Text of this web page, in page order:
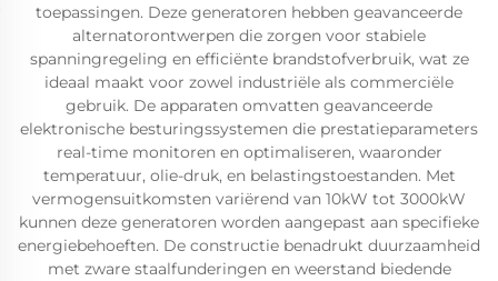
toepassingen. Deze generatoren hebben geavanceerde
alternatorontwerpen die zorgen voor stabiele
spanningregeling en efficiënte brandstofverbruik, wat ze
ideaal maakt voor zowel industriële als commerciële
gebruik. De apparaten omvatten geavanceerde
elektronische besturingssystemen die prestatieparameters
real-time monitoren en optimaliseren, waaronder
temperatuur, olie-druk, en belastingstoestanden. Met
vermogensuitkomsten variërend van 10kW tot 3000kW
kunnen deze generatoren worden aangepast aan specifieke
energiebehoeften. De constructie benadrukt duurzaamheid
met zware staalfunderingen en weerstand biedende